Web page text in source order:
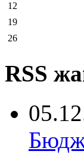
12
19
26
RSS